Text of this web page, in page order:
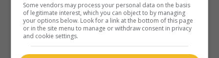
au cinéma
Preneurs
Some vendors may process your personal data on the basis
of legitimate interest, which you can object to by managing
your options below. Look for a link at the bottom of this page
or in the site menu to manage or withdraw consent in privacy
and cookie settings.